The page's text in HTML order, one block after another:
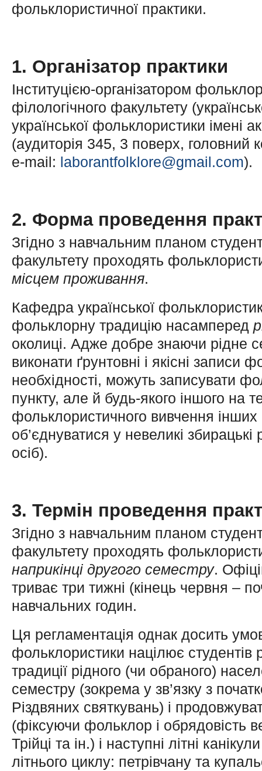
фольклористичної практики.
1. Організатор практики
Інституцією-організатором
філологічного факультету
української фольклористики імені
(аудиторія 345, 3 поверх, головний
e-mail: laborantfolklore@gmail.com).
2. Форма проведення
Згідно з навчальним планом
факультету проходять
місцем проживання.
Кафедра української
фольклорну традицію насамперед
околиці. Адже добре знаючи рідне
виконати ґрунтовні і якісні записи
необхідності, можуть записувати
пункту, але й будь-якого іншого на
фольклористичного вивчення
об’єднуватися у невеликі
осіб).
3. Термін проведення
Згідно з навчальним планом
факультету проходять
наприкінці другого семестру.
триває три тижні (кінець червня –
навчальних годин.
Ця регламентація однак досить
фольклористики націлює
традиції рідного (чи обраного)
семестру (зокрема у зв’язку з
Різдвяних святкувань) і
(фіксуючи фольклор і обрядовість
Трійці та ін.) і наступні літні
літнього циклу: петрівчану та